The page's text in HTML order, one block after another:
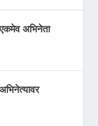
एकमेव अभिनेता